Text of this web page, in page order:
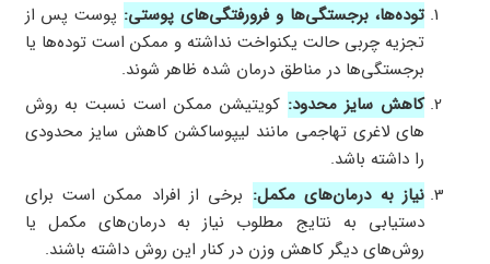
توده‌ها، برجستگی‌ها و فرورفتگی‌های پوستی: پوست پس از
تجزیه چربی حالت یکنواخت نداشته و ممکن است توده‌ها یا
برجستگی‌ها در مناطق درمان شده ظاهر شوند.
کاهش سایز محدود: کویتیشن ممکن است نسبت به روش
های لاغری تهاجمی مانند لیپوساکشن کاهش سایز محدودی
را داشته باشد.
نیاز به درمان‌های مکمل: برخی از افراد ممکن است برای
دستیابی به نتایج مطلوب نیاز به درمان‌های مکمل یا
روش‌های دیگر کاهش وزن در کنار این روش داشته باشند.